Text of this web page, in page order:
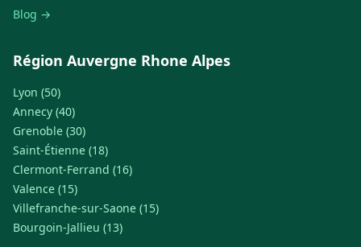
Blog →
Région Auvergne Rhone Alpes
Lyon (50)
Annecy (40)
Grenoble (30)
Saint-Étienne (18)
Clermont-Ferrand (16)
Valence (15)
Villefranche-sur-Saone (15)
Bourgoin-Jallieu (13)